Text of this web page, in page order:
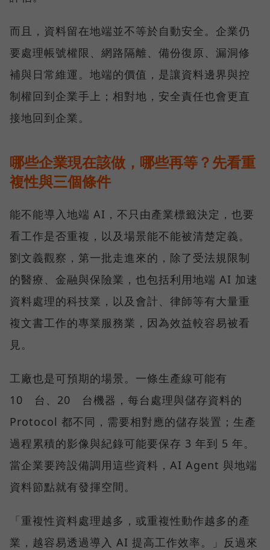
而且，資料留在地端並不等於自動安全。企業仍
要處理帳號權限、網路隔離、備份復原、漏洞修
補與日常維運。地端的價值，是讓資料邊界與控
制權回到企業手上；相對地，安全責任也會更直
接地回到企業。
哪些企業現在該做，哪些再等？先看重
複性與三個條件
能不能導入地端 AI，不只由產業標籤決定，也要
看工作是否重複，以及場景能不能被清楚定義。
劉文義觀察，第一批走進來的，除了受法規限制
的醫療、金融與保險業，也包括利用地端 AI 加速
資料處理的科技業，以及會計、律師等有大量重
複文書工作的專業服務業，因為效益較容易被看
見。
工廠也是可預期的場景。一條生產線可能有
10 台、20 台機器，每台處理與儲存資料的
Protocol 都不同，需要相對應的儲存裝置；生產
過程累積的影像與紀錄可能要保存 3 年到 5 年。
當企業要跨設備調用這些資料，AI Agent 與地端
資料節點就有發揮空間。
「重複性資料處理越多，或重複性動作越多的產
業，越容易透過導入 AI 提高工作效率。」反過來